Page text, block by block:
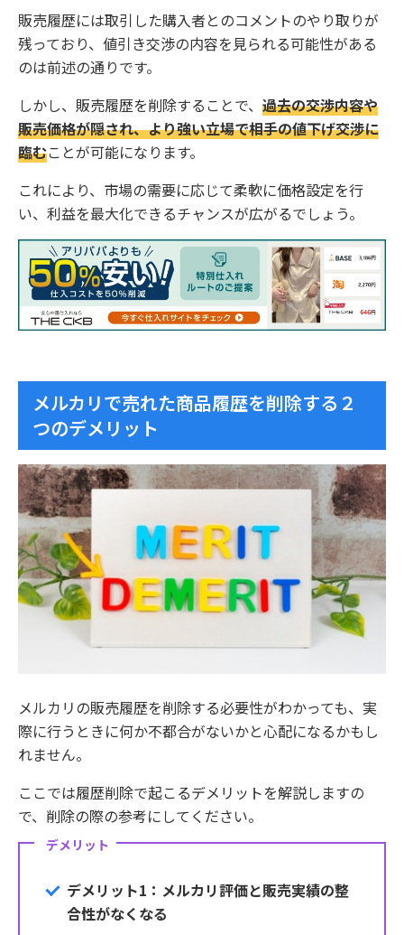
販売履歴には取引した購入者とのコメントのやり取りが
残っており、値引き交渉の内容を見られる可能性がある
のは前述の通りです。
しかし、販売履歴を削除することで、 過去の交渉内容や
販売価格が隠され、より強い立場で相手の値下げ交渉に
臨むことが可能になります。
これにより、市場の需要に応じて柔軟に価格設定を行
い、利益を最大化できるチャンスが広がるでしょう。
メルカリで売れた商品履歴を削除する２
つのデメリット
メルカリの販売履歴を削除する必要性がわかっても、実
際に行うときに何か不都合がないかと心配になるかもし
れません。
ここでは履歴削除で起こるデメリットを解説しますの
で、削除の際の参考にしてください。
デメリット
デメリット1：メルカリ評価と販売実績の整
合性がなくなる